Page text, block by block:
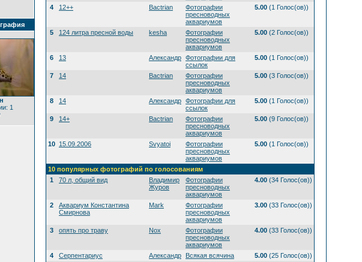
1
4 12++ Bactrian
Фотографии
пресноводных
аквариумов
5.00 (1 Голос(ов))
5 124 литра пресной воды kesha
Фотографии
пресноводных
аквариумов
5.00 (2 Голос(ов))
6 13 Александр Фотографии для
ссылок
5.00 (1 Голос(ов))
7 14 Bactrian
Фотографии
пресноводных
аквариумов
5.00 (3 Голос(ов))
8 14 Александр Фотографии для
ссылок
5.00 (1 Голос(ов))
9 14+ Bactrian
Фотографии
пресноводных
аквариумов
5.00 (9 Голос(ов))
10 15.09.2006 Svyatoi
Фотографии
пресноводных
аквариумов
5.00 (1 Голос(ов))
10 популярных фотографий по голосованиям
1
70 л, общий вид
Владимир
Журов
Фотографии
пресноводных
аквариумов
4.00 (34 Голос(ов))
2
Аквариум Константина
Смирнова
Mark
Фотографии
пресноводных
аквариумов
3.00 (33 Голос(ов))
3 опять про траву Nox
Фотографии
пресноводных
аквариумов
4.00 (33 Голос(ов))
4 Серпентариус Александр Всякая всячина 5.00 (25 Голос(ов))